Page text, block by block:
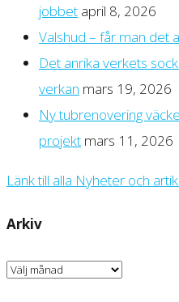
jobbet april 8, 2026
Valshud – får man det
Det anrika verkets
verkan mars 19, 2026
Ny tubrenovering
projekt mars 11, 2026
Länk till alla Nyheter och
Arkiv
Arkiv